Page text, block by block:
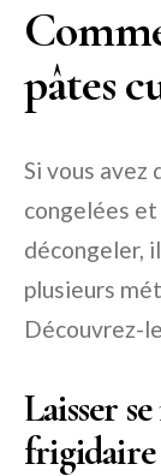
pâtes
Si vous avez
congelées
décongeler,
plusieurs
Découvrez-
Laisser
frigidaire